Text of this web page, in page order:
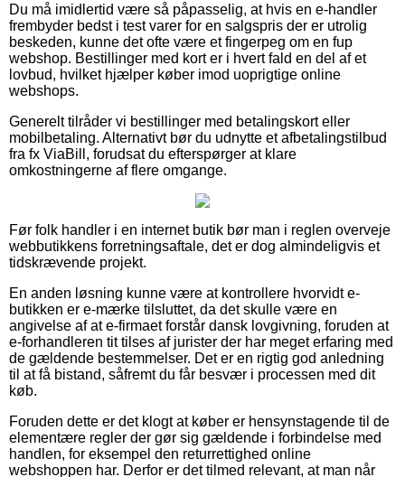
Du må imidlertid være så påpasselig, at hvis en e-handler
frembyder bedst i test varer for en salgspris der er utrolig
beskeden, kunne det ofte være et fingerpeg om en fup
webshop. Bestillinger med kort er i hvert fald en del af et
lovbud, hvilket hjælper køber imod uoprigtige online
webshops.
Generelt tilråder vi bestillinger med betalingskort eller
mobilbetaling. Alternativt bør du udnytte et afbetalingstilbud
fra fx ViaBill, forudsat du efterspørger at klare
omkostningerne af flere omgange.
Før folk handler i en internet butik bør man i reglen overveje
webbutikkens forretningsaftale, det er dog almindeligvis et
tidskrævende projekt.
En anden løsning kunne være at kontrollere hvorvidt e-
butikken er e-mærke tilsluttet, da det skulle være en
angivelse af at e-firmaet forstår dansk lovgivning, foruden at
e-forhandleren tit tilses af jurister der har meget erfaring med
de gældende bestemmelser. Det er en rigtig god anledning
til at få bistand, såfremt du får besvær i processen med dit
køb.
Foruden dette er det klogt at køber er hensynstagende til de
elementære regler der gør sig gældende i forbindelse med
handlen, for eksempel den returrettighed online
webshoppen har. Derfor er det tilmed relevant, at man når